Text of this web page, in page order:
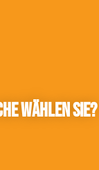
wählen Sie?